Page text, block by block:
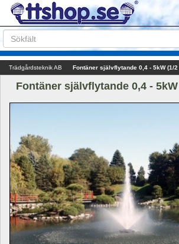
Trädgårdsteknik AB Fontäner självflytande 0,4 - 5kW (1/2
Fontäner självflytande 0,4 - 5kW